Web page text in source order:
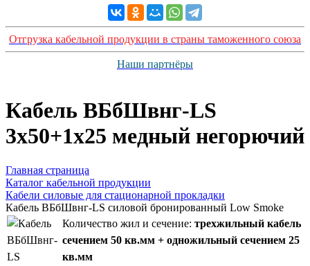
Отгрузка кабельной продукции в страны таможенного союза
Наши партнёры
Кабель ВБбШвнг-LS
3х50+1х25 медный негорючий
Главная страница
Каталог кабельной продукции
Кабели силовые для стационарной прокладки
Кабель ВБбШвнг-LS силовой бронированный Low Smoke
Количество жил и сечение: трехжильный кабель
сечением 50 кв.мм + одножильный сечением 25
кв.мм